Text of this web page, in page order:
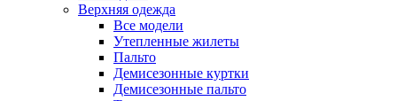
Верхняя одежда
Все модели
Утепленные жилеты
Пальто
Демисезонные куртки
Демисезонные пальто